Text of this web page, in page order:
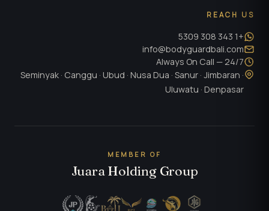
REACH US
+1 343 308 5309
info@bodyguardbali.com
24/7 — Always On Call
Seminyak · Canggu · Ubud · Nusa Dua · Sanur · Jimbaran ·
Uluwatu · Denpasar
MEMBER OF
Juara Holding Group